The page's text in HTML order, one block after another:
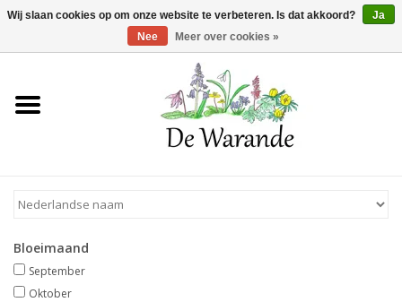
Winkelwagen >0 Artikelen - €0,00
Home
Voorjaarsbloeiers
Zomerbloeiers
Bloeimaand
September
Oktober
Wij slaan cookies op om onze website te verbeteren. Is dat akkoord?
Ja
Nee
Meer over cookies »